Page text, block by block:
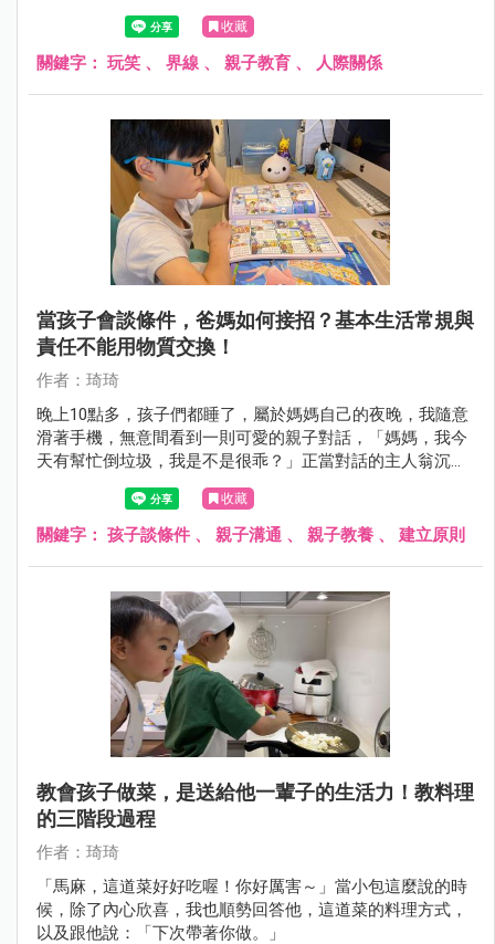
互動，其實在法律與正向教養的界線裡，都是紅線！
收藏
關鍵字： 玩笑 、 界線 、 親子教育 、 人際關係
當孩子會談條件，爸媽如何接招？基本生活常規與
責任不能用物質交換！
作者：琦琦
晚上10點多，孩子們都睡了，屬於媽媽自己的夜晚，我隨意
滑著手機，無意間看到一則可愛的親子對話，「媽媽，我今
天有幫忙倒垃圾，我是不是很乖？」正當對話的主人翁沉浸
在孩子很乖巧的情境裡，忽然下一句「那我可以買最新型的
樂高嗎？」蹦的一聲，一秒瞬間打回現實。看到這我也莞爾
一笑，當孩子會談條件時，就表示爸媽又遇到下一個教養關
收藏
關鍵字： 孩子談條件 、 親子溝通 、 親子教養 、 建立原則
教會孩子做菜，是送給他一輩子的生活力！教料理
的三階段過程
作者：琦琦
「馬麻，這道菜好好吃喔！你好厲害～」當小包這麼說的時
候，除了內心欣喜，我也順勢回答他，這道菜的料理方式，
以及跟他說：「下次帶著你做。」